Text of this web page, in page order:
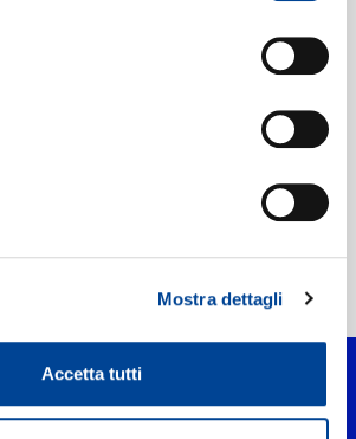
Mostra dettagli
Accetta tutti
Tip Tap